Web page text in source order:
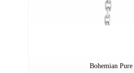
Bohemian Pure